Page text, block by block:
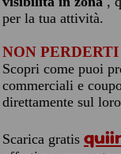
per la tua attività.
NON
Scopri come puoi
commerciali e
direttamente sul
Scarica gratis